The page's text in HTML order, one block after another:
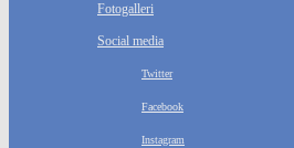
Fotogalleri
Social media
Twitter
Facebook
Instagram